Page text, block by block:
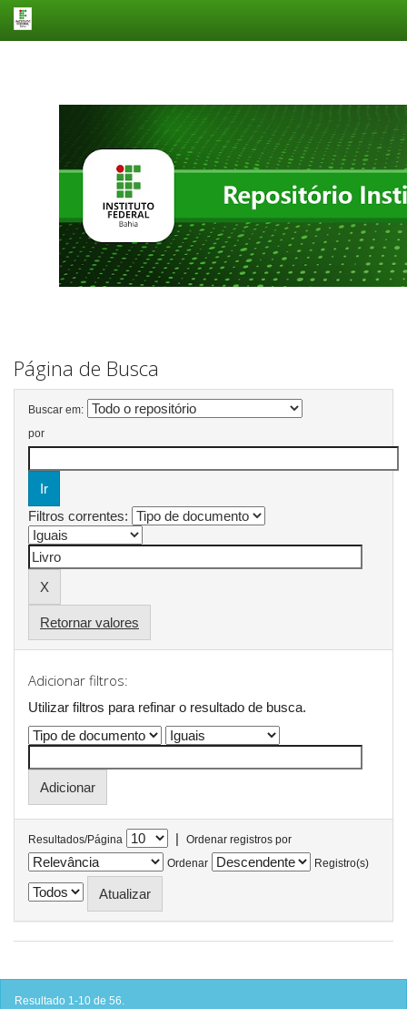
Página de Busca
Buscar em:
por
Filtros correntes:
Retornar valores
Adicionar filtros:
Utilizar filtros para refinar o resultado de busca.
Resultados/Página |
Ordenar registros por
Ordenar
Registro(s)
Resultado 1-10 de 56.